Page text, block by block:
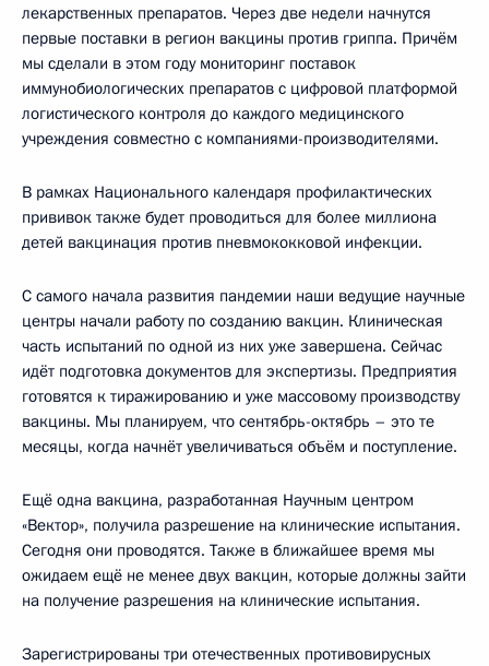
лекарственных препаратов. Через две недели начнутся
первые поставки в регион вакцины против гриппа. Причём
мы сделали в этом году мониторинг поставок
иммунобиологических препаратов с цифровой платформой
логистического контроля до каждого медицинского
учреждения совместно с компаниями-производителями.
В рамках Национального календаря профилактических
прививок также будет проводиться для более миллиона
детей вакцинация против пневмококковой инфекции.
С самого начала развития пандемии наши ведущие научные
центры начали работу по созданию вакцин. Клиническая
часть испытаний по одной из них уже завершена. Сейчас
идёт подготовка документов для экспертизы. Предприятия
готовятся к тиражированию и уже массовому производству
вакцины. Мы планируем, что сентябрь-октябрь – это те
месяцы, когда начнёт увеличиваться объём и поступление.
Ещё одна вакцина, разработанная Научным центром
«Вектор», получила разрешение на клинические испытания.
Сегодня они проводятся. Также в ближайшее время мы
ожидаем ещё не менее двух вакцин, которые должны зайти
на получение разрешения на клинические испытания.
Зарегистрированы три отечественных противовирусных